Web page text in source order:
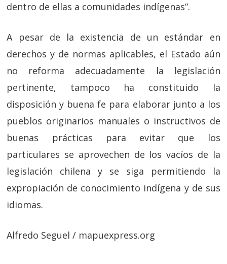
dentro de ellas a comunidades indígenas”.
A pesar de la existencia de un estándar en
derechos y de normas aplicables, el Estado aún
no reforma adecuadamente la legislación
pertinente, tampoco ha constituido la
disposición y buena fe para elaborar junto a los
pueblos originarios manuales o instructivos de
buenas prácticas para evitar que los
particulares se aprovechen de los vacíos de la
legislación chilena y se siga permitiendo la
expropiación de conocimiento indígena y de sus
idiomas.
Alfredo Seguel / mapuexpress.org